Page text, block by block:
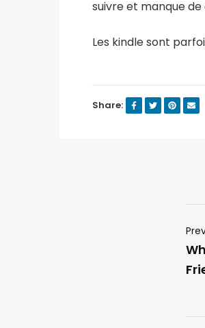
suivre et manque
Les kindle sont
Share: